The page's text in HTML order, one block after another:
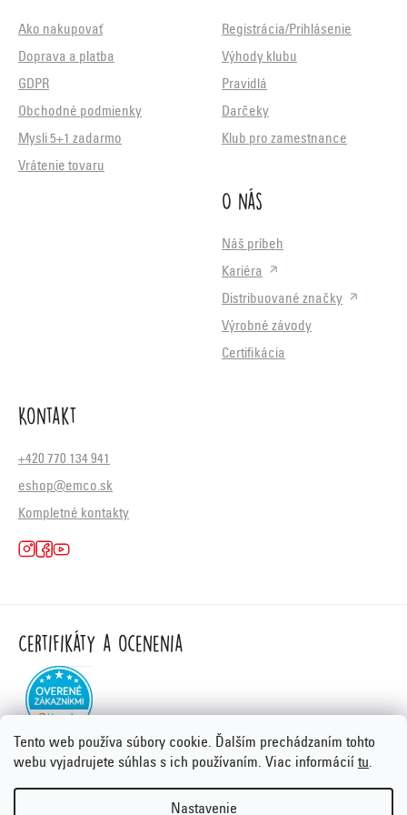
Tento web používa súbory cookie. Ďalším prechádzaním tohto
webu vyjadrujete súhlas s ich používaním. Viac informácií tu.
Nastavenie
Ako nakupovať
Doprava a platba
GDPR
Obchodné podmienky
Mysli 5+1 zadarmo
Vrátenie tovaru
Registrácia/Prihlásenie
Výhody klubu
Pravidlá
Darčeky
Klub pro zamestnance
O nás
Náš príbeh
Kariéra
Distribuované značky
Výrobné závody
Certifikácia
Kontakt
+420 770 134 941
eshop@emco.sk
Kompletné kontakty
Certifikáty a ocenenia